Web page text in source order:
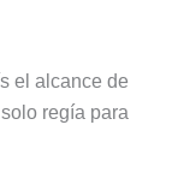
el alcance de
regía para